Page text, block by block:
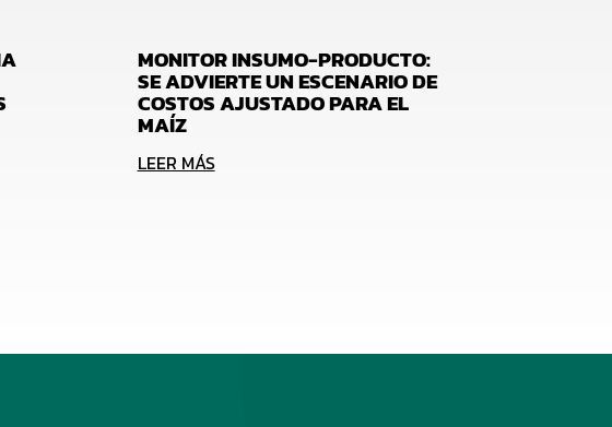
MONITOR INSUMO-PRODUCTO:
SE ADVIERTE UN ESCENARIO DE
COSTOS AJUSTADO PARA EL
MAÍZ
LEER MÁS